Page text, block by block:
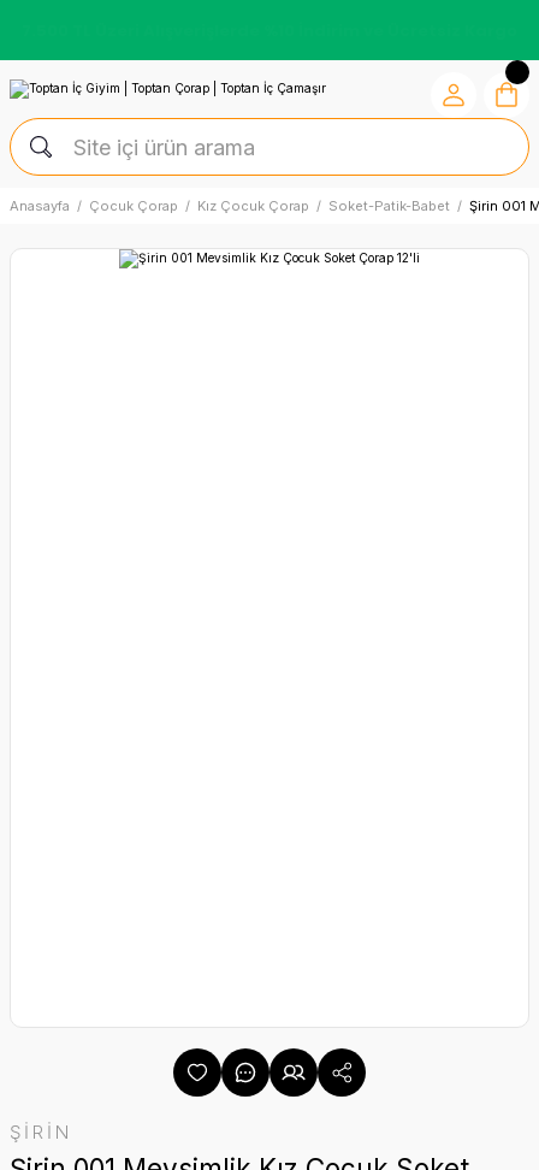
Anasayfa Çocuk Çorap Kız Çocuk Çorap Soket-Patik-Babet Şirin 001
ŞİRİN